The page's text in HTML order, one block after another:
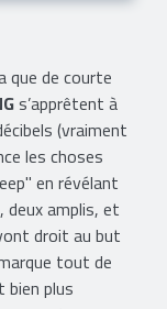
que de courte
s’apprêtent à
(vraiment
les choses
en révélant
deux amplis, et
droit au but
tout de
bien plus